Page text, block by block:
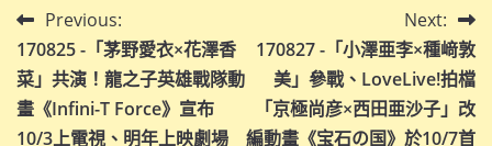
文
章
導
Previous:
170825 -「茅野愛衣×花澤香
菜」共演！龍之子英雄戰隊動
畫《Infini-T Force》宣布
10/3上電視、明年上映劇場
Next:
170827 -「小澤亜李×種﨑敦
美」參戰、LoveLive!拍檔
「京極尚彦×西田亜沙子」改
編動畫《宝石の国》於10/7首